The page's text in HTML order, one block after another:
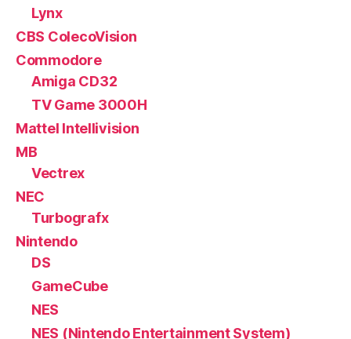
Lynx
CBS ColecoVision
Commodore
Amiga CD32
TV Game 3000H
Mattel Intellivision
MB
Vectrex
NEC
Turbografx
Nintendo
DS
GameCube
NES
NES (Nintendo Entertainment System)